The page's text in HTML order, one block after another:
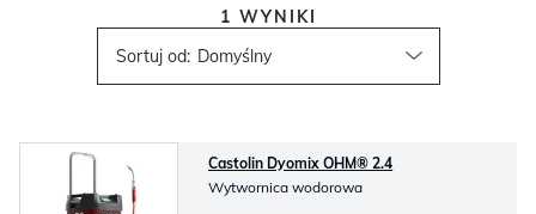
Sortuj od:
1 WYNIKI
Castolin Dyomix OHM® 2.4
Wytwornica wodorowa